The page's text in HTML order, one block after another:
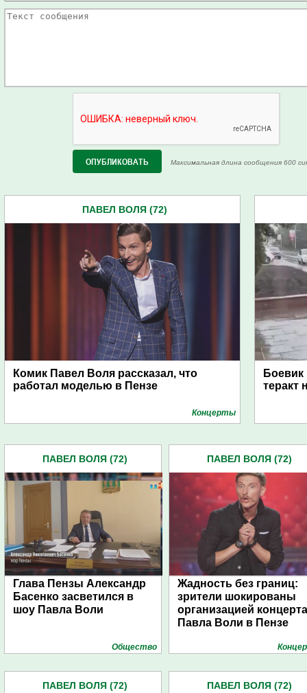
Максимальная длина сообщения 600
ПАВЕЛ ВОЛЯ (72)
Комик Павел Воля рассказал, что
работал моделью в Пензе
Концерты
теракт
ПАВЕЛ ВОЛЯ (72)
Глава Пензы Александр
Басенко засветился в
шоу Павла Воли
Общество
ПАВЕЛ ВОЛЯ (72)
Жадность без границ:
зрители шокированы
организацией концерта
Павла Воли в Пензе
ПАВЕЛ ВОЛЯ (72) ПАВЕЛ ВОЛЯ (72)